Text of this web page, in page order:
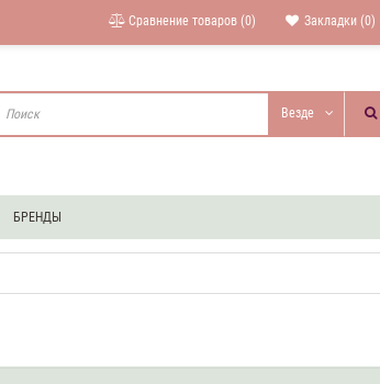
Закладки (0)
Сравнение товаров (0)
Везде
БРЕНДЫ